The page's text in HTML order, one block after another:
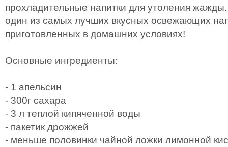
прохладительные напитки для утоления
один из самых лучших вкусных освежающих
приготовленных в домашних условиях!
Основные ингредиенты:
- 1 апельсин
- 300г сахара
- 3 л теплой кипяченной воды
- пакетик дрожжей
- меньше половинки чайной ложки лимонной